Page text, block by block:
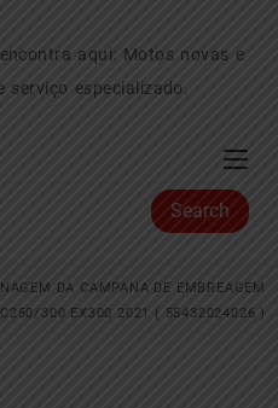
aqui: Motos novas e
serviço especializado.
Search
DA CAMPANA DE EMBREAGEM
300 EX300 2021 ( 55432024026 )